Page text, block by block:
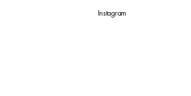
Instagram